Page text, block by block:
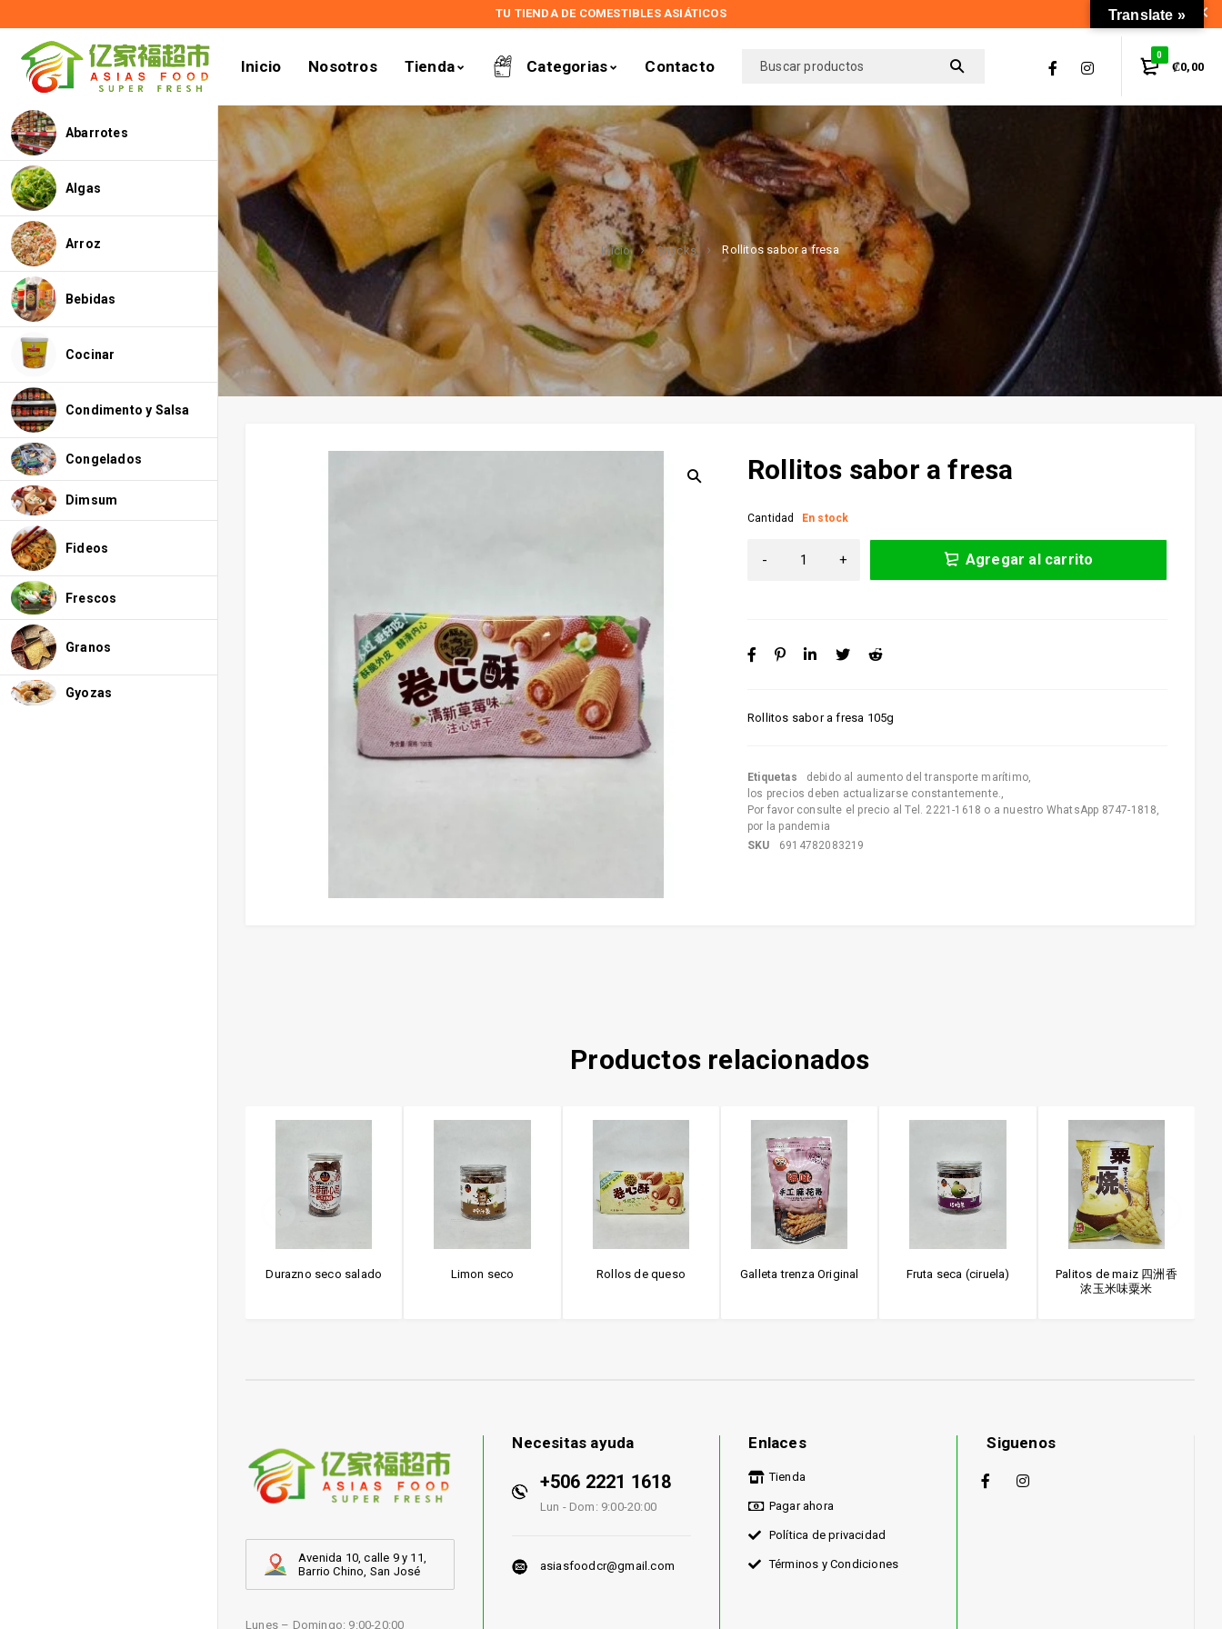
TU TIENDA DE COMESTIBLES ASIÁTICOS
Inicio Nosotros Tienda Categorias Contacto
0
₡0,00
Abarrotes
Algas
Arroz
Bebidas
Cocinar
Condimento y Salsa
Congelados
Dimsum
Fideos
Frescos
Granos
Gyozas
Inicio Snacks Rollitos sabor a fresa
Rollitos sabor a fresa
Rollitos sabor a fresa 105g
Cantidad En stock
Agregar al carrito
Etiquetas debido al aumento del transporte marítimo
los precios deben actualizarse constantemente.
Por favor consulte el precio al Tel. 2221-1618 o a nuestro WhatsApp 8747-1818
por la pandemia
SKU
6914782083219
Productos relacionados
Durazno seco salado Limon seco Rollos de queso Galleta trenza Original Fruta seca (ciruela)
Palitos de maiz 四洲香
浓玉米味粟米
Avenida 10, calle 9 y 11,
Barrio Chino, San José
Lunes – Domingo: 9:00-20:00
Necesitas ayuda
+506 2221 1618
Lun - Dom: 9:00-20:00
asiasfoodcr@gmail.com
Enlaces
Tienda
Pagar ahora
Política de privacidad
Términos y Condiciones
Siguenos
Translate »